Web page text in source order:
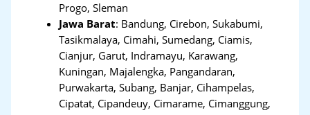
Progo, Sleman
Jawa Barat: Bandung, Cirebon, Sukabumi,
Tasikmalaya, Cimahi, Sumedang, Ciamis,
Cianjur, Garut, Indramayu, Karawang,
Kuningan, Majalengka, Pangandaran,
Purwakarta, Subang, Banjar, Cihampelas,
Cipatat, Cipandeuy, Cimarame, Cimanggung,